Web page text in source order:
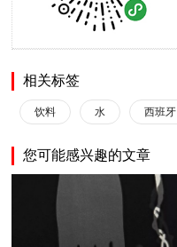
相关标签
饮料 水 西班牙
您可能感兴趣的文章